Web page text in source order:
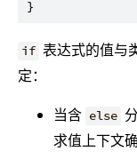
if 表达式的值与
定：
当含 else
求值上下文